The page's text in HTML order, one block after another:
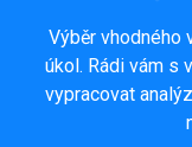
Výběr vhodného
úkol. Rádi vám s
vypracovat